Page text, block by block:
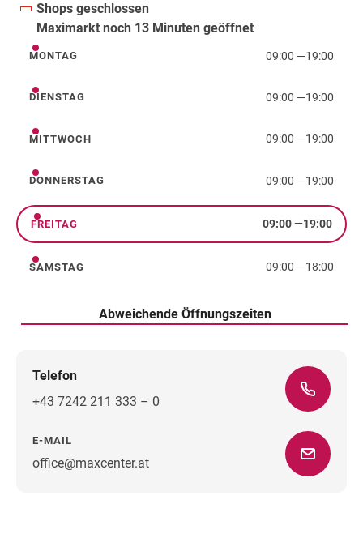
Shops geschlossen
Maximarkt noch 13 Minuten geöffnet
Montag
MONTAG 09:00 —19:00
Dienstag
DIENSTAG 09:00 —19:00
Mittwoch
MITTWOCH 09:00 —19:00
Donnerstag
DONNERSTAG 09:00 —19:00
Freitag
FREITAG 09:00—19:00
Samstag
SAMSTAG 09:00 —18:00
Abweichende Öffnungszeiten
Telefon
+43 7242 211 333 – 0
E-MAIL
office@maxcenter.atWegbeschreibung